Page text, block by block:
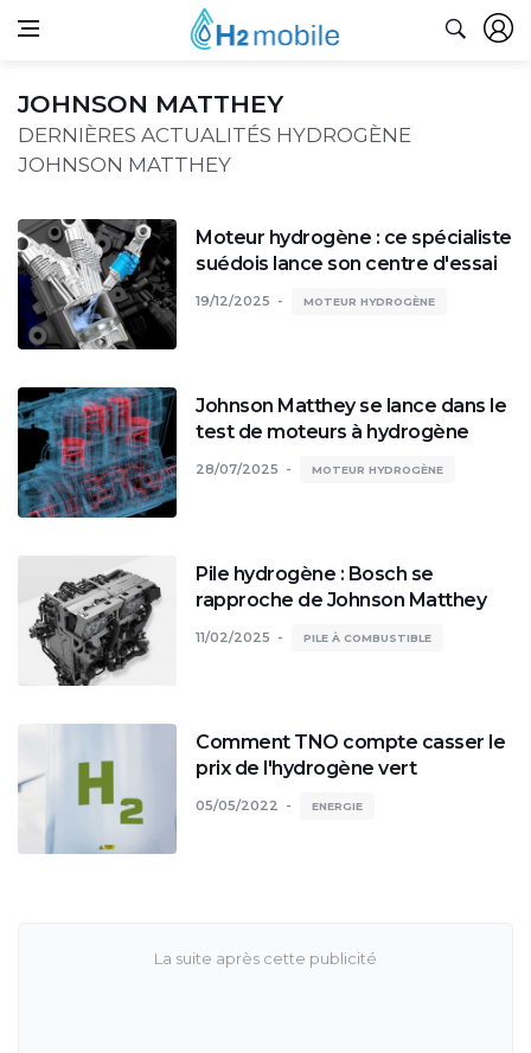
JOHNSON MATTHEY
DERNIÈRES ACTUALITÉS HYDROGÈNE
JOHNSON MATTHEY
Moteur hydrogène : ce spécialiste
suédois lance son centre d'essai
19/12/2025 MOTEUR HYDROGÈNE
Johnson Matthey se lance dans le
test de moteurs à hydrogène
28/07/2025 MOTEUR HYDROGÈNE
Pile hydrogène : Bosch se
rapproche de Johnson Matthey
11/02/2025 PILE À COMBUSTIBLE
Comment TNO compte casser le
prix de l'hydrogène vert
05/05/2022 ENERGIE